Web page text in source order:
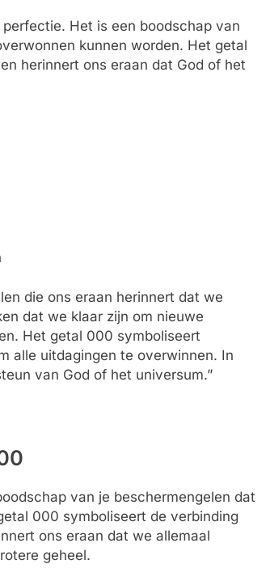
Het is een boodschap van
kunnen worden. Het getal
herinnert ons eraan dat God of het
die ons eraan herinnert dat we
dat we klaar zijn om nieuwe
Het getal 000 symboliseert
alle uitdagingen te overwinnen. In
van God of het universum.”
van je beschermengelen dat
000 symboliseert de verbinding
ons eraan dat we allemaal
geheel.